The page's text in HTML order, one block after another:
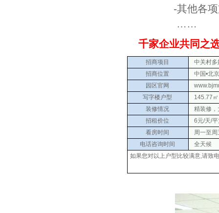
-其他各项支
……
千家企业共同之
招商项目
中关村多
招商位置
中国•北
园区官网
写字楼户型
145.77㎡
装修情况
精装修，
招租价位
6元/天/平
看房时间
周一至
电话咨询时间
全天候
如果您对以上户型比较满意,请致